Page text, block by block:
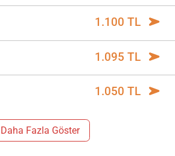
1.100 TL
1.095 TL
1.050 TL
Daha Fazla Göster